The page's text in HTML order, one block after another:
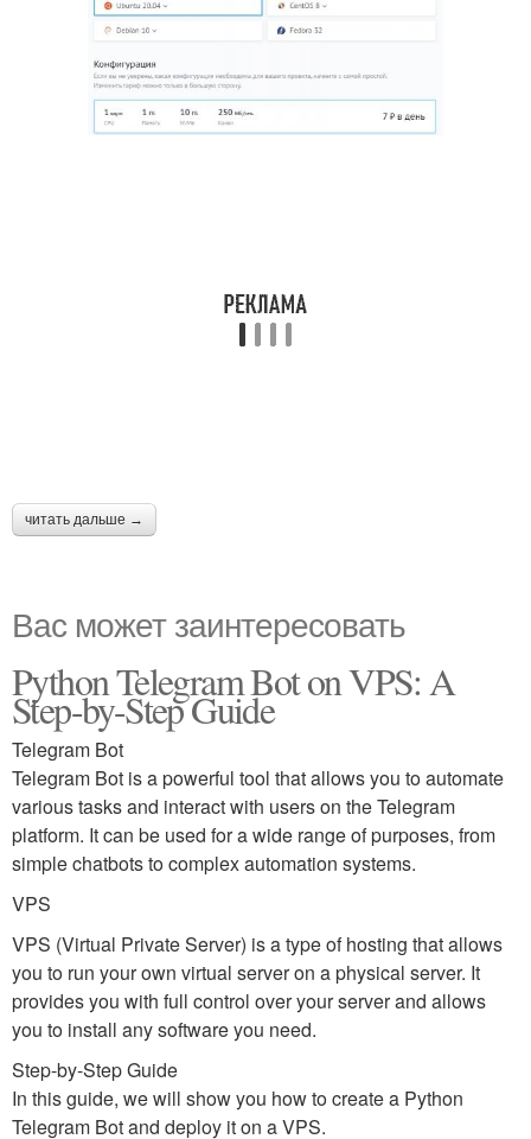
читать дальше →
Вас может заинтересовать
Python Telegram Bot on VPS: A
Step-by-Step Guide
Telegram Bot
Telegram Bot is a powerful tool that allows you to automate
various tasks and interact with users on the Telegram
platform. It can be used for a wide range of purposes, from
simple chatbots to complex automation systems.
VPS
VPS (Virtual Private Server) is a type of hosting that allows
you to run your own virtual server on a physical server. It
provides you with full control over your server and allows
you to install any software you need.
Step-by-Step Guide
In this guide, we will show you how to create a Python
Telegram Bot and deploy it on a VPS.